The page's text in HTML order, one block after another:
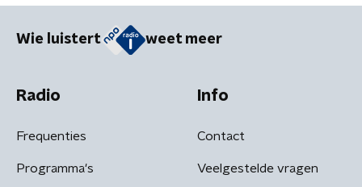
Wie luistert weet meer
Radio
Frequenties
Programma's
Info
Contact
Veelgestelde vragen